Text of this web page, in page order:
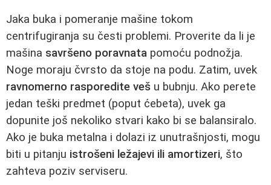
Jaka buka i pomeranje mašine tokom
centrifugiranja su česti problemi. Proverite da li je
mašina savršeno poravnata pomoću podnožja.
Noge moraju čvrsto da stoje na podu. Zatim, uvek
ravnomerno rasporedite veš u bubnju. Ako perete
jedan teški predmet (poput ćebeta), uvek ga
dopunite još nekoliko stvari kako bi se balansiralo.
Ako je buka metalna i dolazi iz unutrašnjosti, mogu
biti u pitanju istrošeni ležajevi ili amortizeri, što
zahteva poziv serviseru.